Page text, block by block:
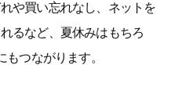
や買い忘れなし、ネットを
るなど、夏休みはもちろ
もつながります。